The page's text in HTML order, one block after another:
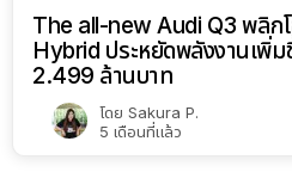
The all-new Audi Q3 พลิก
Hybrid ประหยัดพลังงานเพิ่
2.499 ล้านบาท
โดย Sakura P.
5 เดือนที่แล้ว